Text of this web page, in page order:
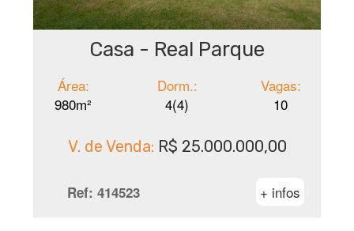
Casa - Real Parque
Área:
980m²
Dorm.:
4(4)
Vagas:
10
V. de Venda: R$ 25.000.000,00
Ref: 414523 + infos